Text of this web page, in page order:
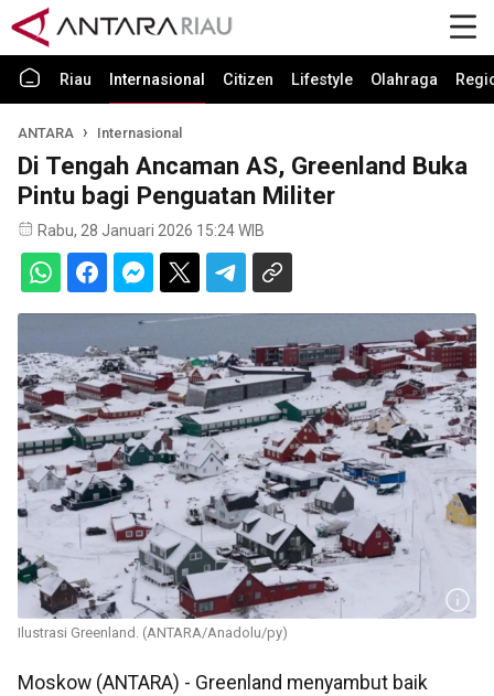
Riau Internasional Citizen Lifestyle Olahraga
ANTARA Internasional
Di Tengah Ancaman AS, Greenland Buka
Pintu bagi Penguatan Militer
Rabu, 28 Januari 2026 15:24 WIB
Ilustrasi Greenland. (ANTARA/Anadolu/py)
Moskow (ANTARA) - Greenland menyambut baik